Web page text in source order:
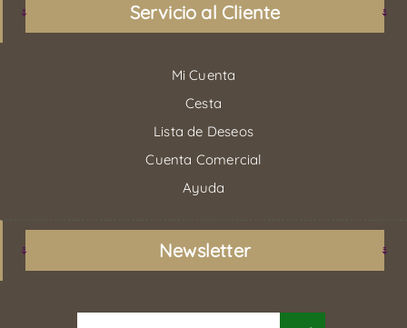
Servicio al Cliente
Mi Cuenta
Cesta
Lista de Deseos
Cuenta Comercial
Ayuda
Newsletter